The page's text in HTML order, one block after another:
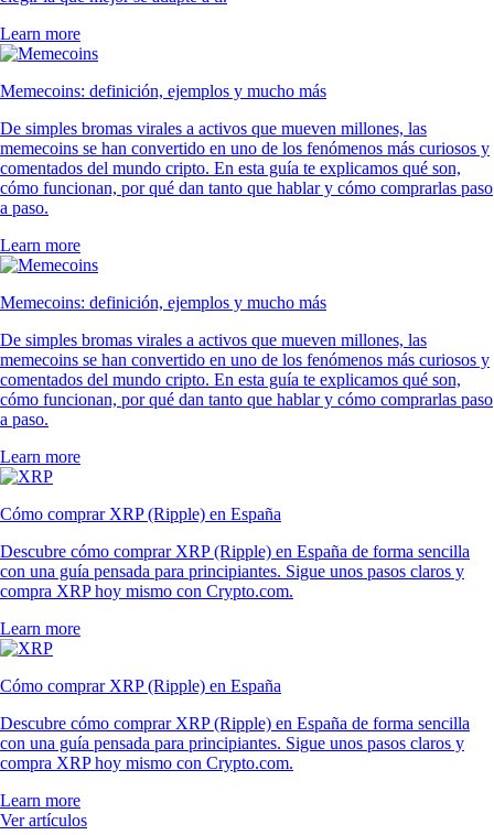
Learn more
Memecoins: definición, ejemplos y mucho más
De simples bromas virales a activos que mueven millones, las
memecoins se han convertido en uno de los fenómenos más curiosos y
comentados del mundo cripto. En esta guía te explicamos qué son,
cómo funcionan, por qué dan tanto que hablar y cómo comprarlas paso
a paso.
Learn more
Memecoins: definición, ejemplos y mucho más
De simples bromas virales a activos que mueven millones, las
memecoins se han convertido en uno de los fenómenos más curiosos y
comentados del mundo cripto. En esta guía te explicamos qué son,
cómo funcionan, por qué dan tanto que hablar y cómo comprarlas paso
a paso.
Learn more
Cómo comprar XRP (Ripple) en España
Descubre cómo comprar XRP (Ripple) en España de forma sencilla
con una guía pensada para principiantes. Sigue unos pasos claros y
compra XRP hoy mismo con Crypto.com.
Learn more
Cómo comprar XRP (Ripple) en España
Descubre cómo comprar XRP (Ripple) en España de forma sencilla
con una guía pensada para principiantes. Sigue unos pasos claros y
compra XRP hoy mismo con Crypto.com.
Learn more
Ver artículos